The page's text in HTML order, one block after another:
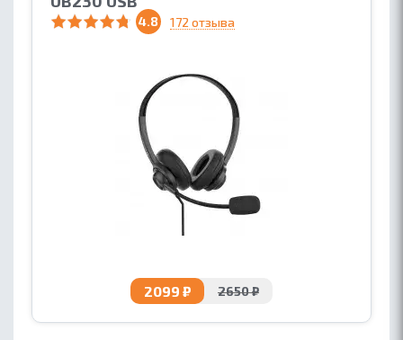
4.8 172 отзыва
2099 ₽ 2650 ₽